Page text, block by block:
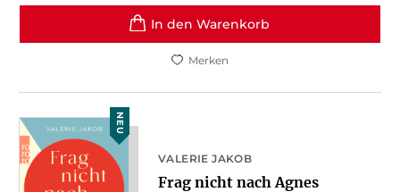
In den Warenkorb
Merken
NEU
VALERIE JAKOB
Frag nicht nach Agnes